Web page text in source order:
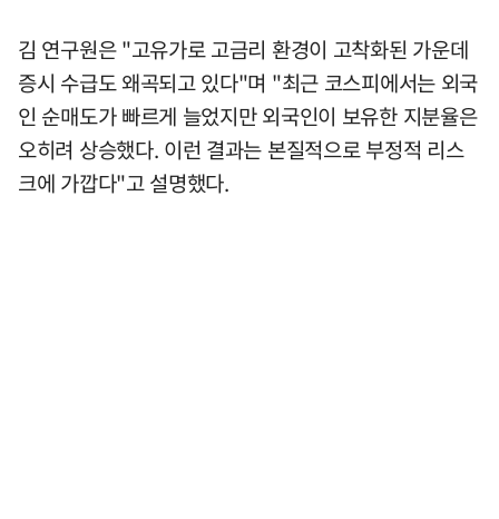
김 연구원은 "고유가로 고금리 환경이 고착화된 가운데
증시 수급도 왜곡되고 있다"며 "최근 코스피에서는 외국
인 순매도가 빠르게 늘었지만 외국인이 보유한 지분율은
오히려 상승했다. 이런 결과는 본질적으로 부정적 리스
크에 가깝다"고 설명했다.